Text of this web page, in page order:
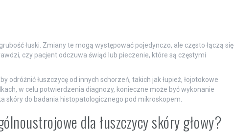
łuski. Zmiany te mogą występować pojedynczo, ale często łączą się
czy pacjent odczuwa świąd lub pieczenie, które są częstymi
odróżnić łuszczycę od innych schorzeń, takich jak łupież, łojotokowe
w celu potwierdzenia diagnozy, konieczne może być wykonanie
skóry do badania histopatologicznego pod mikroskopem.
dla łuszczycy skóry głowy?